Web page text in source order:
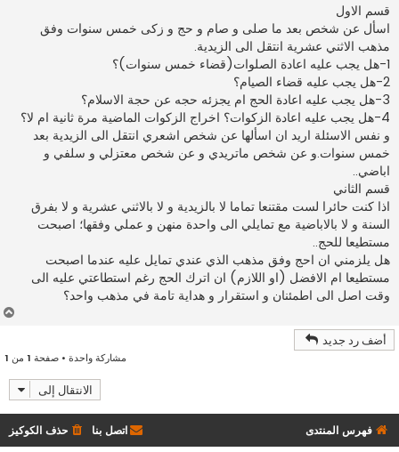
ر
ك
ة
قسم الاول
اسأل عن شخص بعد ما صلى و صام و حج و زكى خمس سنوات وفق
مذهب الاثني عشرية انتقل الى الزيدية.
1-هل يجب عليه اعادة الصلوات(قضاء خمس سنوات)؟
2-هل يجب عليه قضاء الصيام؟
3-هل يجب عليه اعادة الحج ام يجزئه حجه عن حجة الاسلام؟
4-هل يجب عليه اعادة الزكوات؟ اخراج الزكوات الماضية مرة ثانية ام لا؟
و نفس الاسئلة اريد ان اسألها عن شخص اشعري انتقل الى الزيدية بعد
خمس سنوات.و عن شخص ماتريدي و عن شخص معتزلي و سلفي و
اباضي..
قسم الثاني
اذا كنت حائرا لست مقتنعا تماما لا بالزيدية و لا بالاثني عشرية و لا بفرق
السنة و لا بالاباضية مع تمايلي الى واحدة منهن و عملي وفقها؛ اصبحت
مستطيعا للحج..
هل يلزمني ان احج وفق مذهب الذي عندي تمايل عليه عندما اصبحت
مستطيعا ام الافضل (او اللازم) ان اترك الحج رغم استطاعتي عليه الى
وقت اصل الى اطمئنان و استقرار و هداية تامة في مذهب واحد؟
أضف رد جديد
مشاركة واحدة • صفحة 1 من 1
الانتقال إلى
فهرس المنتدى حذف الكوكيز اتصل بنا